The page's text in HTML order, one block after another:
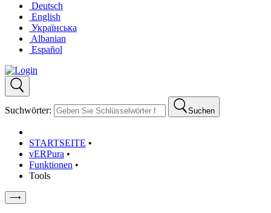
Deutsch
English
Українська
Albanian
Español
Suchwörter: Suchen
STARTSEITE •
vERPura •
Funktionen •
Tools
⟶